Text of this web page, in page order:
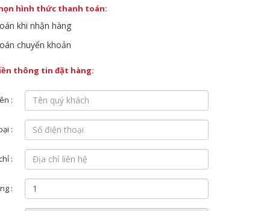
hình thức thanh toán:
khi nhận hàng
chuyển khoản
thông tin đặt hàng:
:
:
:
: